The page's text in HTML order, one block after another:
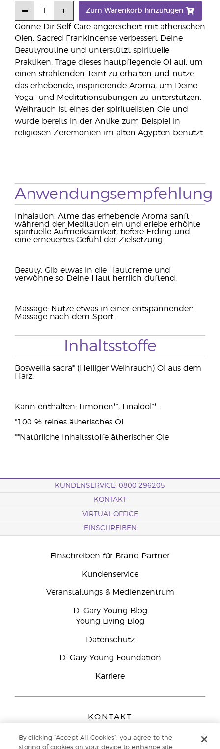
Gönne Dir Self-Care angereichert mit ätherischen
Ölen. Sacred Frankincense verbessert Deine
Beautyroutine und unterstützt spirituelle
Praktiken. Trage dieses hautpflegende Öl auf, um
einen strahlenden Teint zu erhalten und nutze
das erhebende, inspirierende Aroma, um Deine
Yoga- und Meditationsübungen zu unterstützen.
Weihrauch ist eines der spirituellsten Öle und
wurde bereits in der Antike zum Beispiel in
religiösen Zeremonien im alten Ägypten benutzt.
Zum Warenkorb hinzufügen
Anwendungsempfehlung
Inhalation: Atme das erhebende Aroma sanft
während der Meditation ein und erlebe erhöhte
spirituelle Aufmerksamkeit, tiefere Erding und
eine erneuertes Gefühl der Zielsetzung.
Beauty: Gib etwas in die Hautcreme und
verwöhne so Deine Haut herrlich duftend.
Massage: Nutze etwas in einer entspannenden
Massage nach dem Sport.
Inhaltsstoffe
Boswellia sacra* (Heiliger Weihrauch) Öl aus dem
Harz.
Kann enthalten: Limonen**, Linalool**.
*100 % reines ätherisches Öl
**Natürliche Inhaltsstoffe ätherischer Öle
KUNDENSERVICE: 0800 296205
KONTAKT
VIRTUAL OFFICE
EINSCHREIBEN
Einschreiben für Brand Partner
Kundenservice
Veranstaltungs & Medienzentrum
D. Gary Young Blog
Young Living Blog
Datenschutz
D. Gary Young Foundation
Karriere
KONTAKT
Peizerweg 97
By clicking “Accept All Cookies”, you agree to the
storing of cookies on your device to enhance site